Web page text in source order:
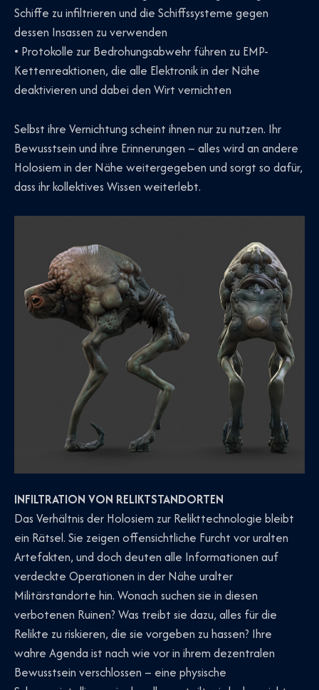
Schiffe zu infiltrieren und die Schiffssysteme gegen
dessen Insassen zu verwenden
• Protokolle zur Bedrohungsabwehr führen zu EMP-
Kettenreaktionen, die alle Elektronik in der Nähe
deaktivieren und dabei den Wirt vernichten
Selbst ihre Vernichtung scheint ihnen nur zu nutzen. Ihr
Bewusstsein und ihre Erinnerungen – alles wird an andere
Holosiem in der Nähe weitergegeben und sorgt so dafür,
dass ihr kollektives Wissen weiterlebt.
INFILTRATION VON RELIKTSTANDORTEN
Das Verhältnis der Holosiem zur Relikttechnologie bleibt
ein Rätsel. Sie zeigen offensichtliche Furcht vor uralten
Artefakten, und doch deuten alle Informationen auf
verdeckte Operationen in der Nähe uralter
Militärstandorte hin. Wonach suchen sie in diesen
verbotenen Ruinen? Was treibt sie dazu, alles für die
Relikte zu riskieren, die sie vorgeben zu hassen? Ihre
wahre Agenda ist nach wie vor in ihrem dezentralen
Bewusstsein verschlossen – eine physische